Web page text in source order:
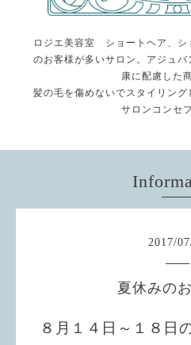
ロジエ美容室 ショートヘア、シ
のお客様が多いサロン。アジュ
康に配慮した
髪の毛を傷めないでスタイリン
サロンコンセ
2017/07
夏休みの
８月１４日～１８日